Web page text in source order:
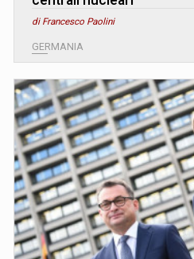
di Francesco Paolini
GERMANIA